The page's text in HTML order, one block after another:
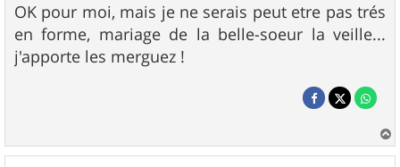
s
s
a
g
e
OK pour moi, mais je ne serais peut etre pas trés
en forme, mariage de la belle-soeur la veille...
j'apporte les merguez !
a